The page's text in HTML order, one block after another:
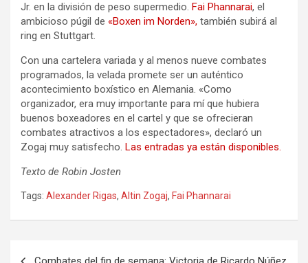
Jr. en la división de peso supermedio. Fai Phannarai, el
ambicioso púgil de «Boxen im Norden», también subirá al
ring en Stuttgart.
Con una cartelera variada y al menos nueve combates
programados, la velada promete ser un auténtico
acontecimiento boxístico en Alemania. «Como
organizador, era muy importante para mí que hubiera
buenos boxeadores en el cartel y que se ofrecieran
combates atractivos a los espectadores», declaró un
Zogaj muy satisfecho. Las entradas ya están disponibles.
Texto de Robin Josten
Tags: Alexander Rigas, Altin Zogaj, Fai Phannarai